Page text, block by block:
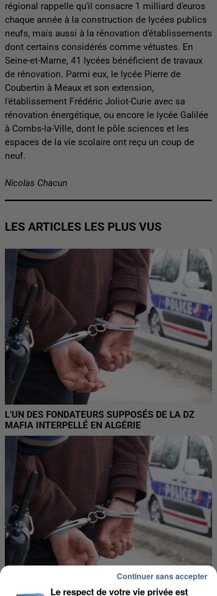
régional rappelle qu'il consacre 1 milliard d'euros
chaque année à la construction de lycées publics
neufs, mais aussi à la rénovation d'établissements
dont certains considérés comme vétustes. En
Seine-et-Marne, 41 lycées bénéficient de travaux
de rénovation. Parmi eux, le lycée Pierre de
Coubertin à Meaux et son extension,
l'établissement Frédéric Joliot-Curie avec sa
rénovation énergétique, ou encore le lycée Galilée
à Combs-la-Ville, dont le pôle sciences et les
espaces de la vie scolaire ont reçu un coup de
neuf.
Nicolas Chacun
LES ARTICLES LES PLUS VUS
L’UN DES FONDATEURS SUPPOSÉS DE LA DZ
MAFIA INTERPELLÉ EN ALGÉRIE
Le respect de votre vie privée est
Continuer sans accepter